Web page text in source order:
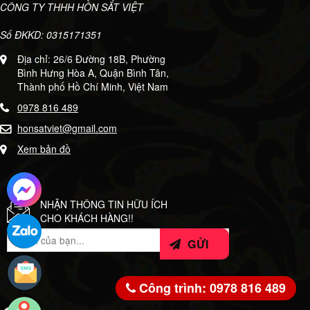
CÔNG TY THHH HỒN SẮT VIỆT
Số ĐKKD: 0315171351
Địa chỉ: 26/6 Đường 18B, Phường
Bình Hưng Hòa A, Quận Bình Tân,
Thành phố Hồ Chí Minh, Việt Nam
0978 816 489
honsatviet@gmail.com
Xem bản đồ
NHẬN THÔNG TIN HỮU ÍCH
CHO KHÁCH HÀNG!!
Công trình: 0978 816 489